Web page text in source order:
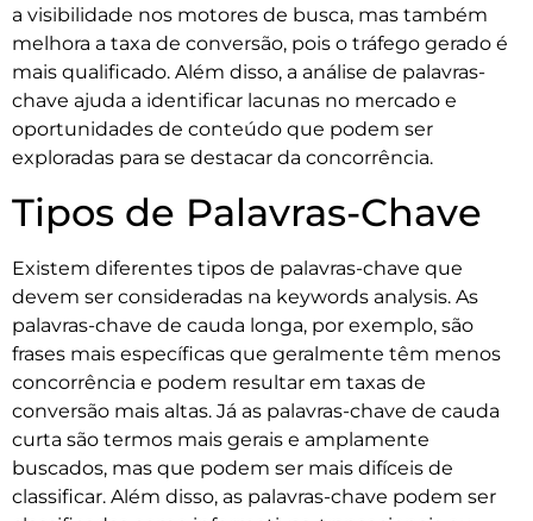
a visibilidade nos motores de busca, mas também
melhora a taxa de conversão, pois o tráfego gerado é
mais qualificado. Além disso, a análise de palavras-
chave ajuda a identificar lacunas no mercado e
oportunidades de conteúdo que podem ser
exploradas para se destacar da concorrência.
Tipos de Palavras-Chave
Existem diferentes tipos de palavras-chave que
devem ser consideradas na keywords analysis. As
palavras-chave de cauda longa, por exemplo, são
frases mais específicas que geralmente têm menos
concorrência e podem resultar em taxas de
conversão mais altas. Já as palavras-chave de cauda
curta são termos mais gerais e amplamente
buscados, mas que podem ser mais difíceis de
classificar. Além disso, as palavras-chave podem ser